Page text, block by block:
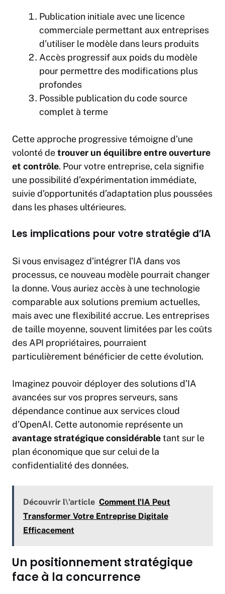
Publication initiale avec une licence
commerciale permettant aux entreprises
d’utiliser le modèle dans leurs produits
Accès progressif aux poids du modèle
pour permettre des modifications plus
profondes
Possible publication du code source
complet à terme
Cette approche progressive témoigne d’une
volonté detrouver un équilibre entre ouverture
et contrôle. Pour votre entreprise, cela signifie
une possibilité d’expérimentation immédiate,
suivie d’opportunités d’adaptation plus poussées
dans les phases ultérieures.
Les implications pour votre stratégie d’IA
Si vous envisagez d’intégrer l’IA dans vos
processus, ce nouveau modèle pourrait changer
la donne. Vous auriez accès à une technologie
comparable aux solutions premium actuelles,
mais avec une flexibilité accrue. Les entreprises
de taille moyenne, souvent limitées par les coûts
des API propriétaires, pourraient
particulièrement bénéficier de cette évolution.
Imaginez pouvoir déployer des solutions d’IA
avancées sur vos propres serveurs, sans
dépendance continue aux services cloud
d’OpenAI. Cette autonomie représente un
avantage stratégique considérabletant sur le
plan économique que sur celui de la
confidentialité des données.
Découvrir l\'article Comment l'IA Peut
Transformer Votre Entreprise Digitale
Efficacement
Un positionnement stratégique
face à la concurrence